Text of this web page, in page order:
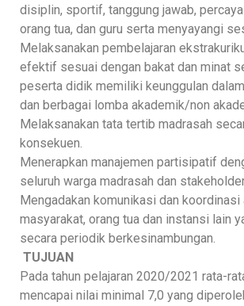
disiplin, sportif, tanggung jawab,
orang tua, dan guru serta menyayangi
Melaksanakan pembelajaran
efektif sesuai dengan bakat dan minat
peserta didik memiliki keunggulan
dan berbagai lomba akademik/non
Melaksanakan tata tertib madrasah
konsekuen.
Menerapkan manajemen partisipatif
seluruh warga madrasah dan
Mengadakan komunikasi dan koordinasi
masyarakat, orang tua dan instansi lain
secara periodik berkesinambungan.
TUJUAN
Pada tahun pelajaran 2020/2021 rata-
mencapai nilai minimal 7,0 yang